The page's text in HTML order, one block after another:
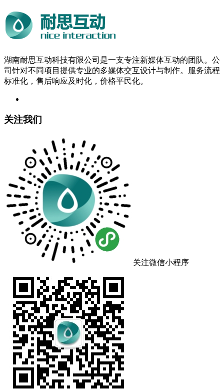
湖南耐思互动科技有限公司是一支专注新媒体互动的团队。公
司针对不同项目提供专业的多媒体交互设计与制作。服务流程
标准化，售后响应及时化，价格平民化。
关注我们
关注微信小程序